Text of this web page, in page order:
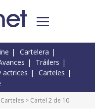
Cartelera
Tráilers
actrices
Carteles
Carteles > Cartel 2 de 10